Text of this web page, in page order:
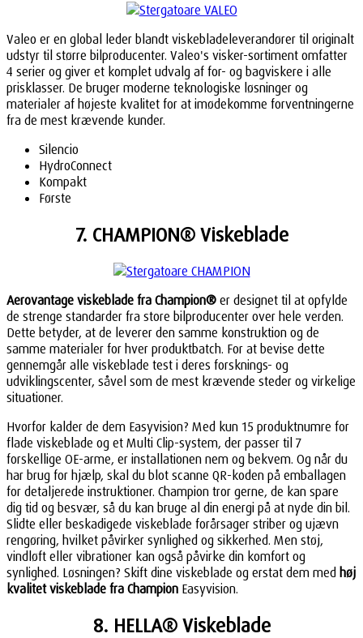
Valeo er en global leder blandt viskebladeleverandører til originalt
udstyr til større bilproducenter. Valeo's visker-sortiment omfatter
4 serier og giver et komplet udvalg af for- og bagviskere i alle
prisklasser. De bruger moderne teknologiske løsninger og
materialer af højeste kvalitet for at imødekomme forventningerne
fra de mest krævende kunder.
Silencio
HydroConnect
Kompakt
Første
7. CHAMPION® Viskeblade
Aerovantage viskeblade fra Champion® er designet til at opfylde
de strenge standarder fra store bilproducenter over hele verden.
Dette betyder, at de leverer den samme konstruktion og de
samme materialer for hver produktbatch. For at bevise dette
gennemgår alle viskeblade test i deres forsknings- og
udviklingscenter, såvel som de mest krævende steder og virkelige
situationer.
Hvorfor kalder de dem Easyvision? Med kun 15 produktnumre for
flade viskeblade og et Multi Clip-system, der passer til 7
forskellige OE-arme, er installationen nem og bekvem. Og når du
har brug for hjælp, skal du blot scanne QR-koden på emballagen
for detaljerede instruktioner. Champion tror gerne, de kan spare
dig tid og besvær, så du kan bruge al din energi på at nyde din bil.
Slidte eller beskadigede viskeblade forårsager striber og ujævn
rengøring, hvilket påvirker synlighed og sikkerhed. Men støj,
vindløft eller vibrationer kan også påvirke din komfort og
synlighed. Løsningen? Skift dine viskeblade og erstat dem med høj
kvalitet viskeblade fra Champion Easyvision.
8. HELLA® Viskeblade